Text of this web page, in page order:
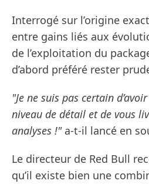
Interrogé sur l’origine
entre gains liés aux
de l’exploitation du
d’abord préféré rester
"Je ne suis pas certain
niveau de détail et de vous
analyses !"a-t-il lancé en
Le directeur de Red Bull
qu’il existe bien une